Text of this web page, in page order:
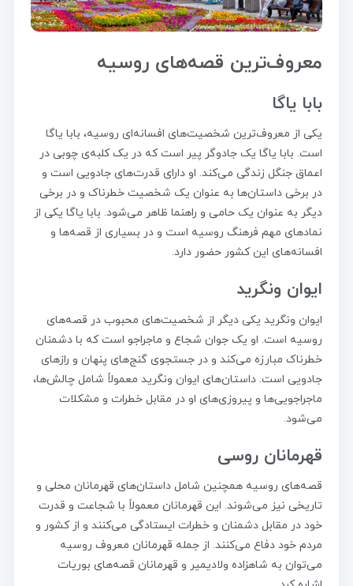
معروف‌ترین قصه‌های روسیه
بابا یاگا
یکی از معروف‌ترین شخصیت‌های افسانه‌ای روسیه، بابا یاگا
است. بابا یاگا یک جادوگر پیر است که در یک کلبه‌ی چوبی در
اعماق جنگل زندگی می‌کند. او دارای قدرت‌های جادویی است و
در برخی داستان‌ها به عنوان یک شخصیت خطرناک و در برخی
دیگر به عنوان یک حامی و راهنما ظاهر می‌شود. بابا یاگا یکی از
نمادهای مهم فرهنگ روسیه است و در بسیاری از قصه‌ها و
افسانه‌های این کشور حضور دارد.
ایوان ونگرید
ایوان ونگرید یکی دیگر از شخصیت‌های محبوب در قصه‌های
روسیه است. او یک جوان شجاع و ماجراجو است که با دشمنان
خطرناک مبارزه می‌کند و در جستجوی گنج‌های پنهان و رازهای
جادویی است. داستان‌های ایوان ونگرید معمولاً شامل چالش‌ها،
ماجراجویی‌ها و پیروزی‌های او در مقابل خطرات و مشکلات
می‌شود.
قهرمانان روسی
قصه‌های روسیه همچنین شامل داستان‌های قهرمانان محلی و
تاریخی نیز می‌شوند. این قهرمانان معمولاً با شجاعت و قدرت
خود در مقابل دشمنان و خطرات ایستادگی می‌کنند و از کشور و
مردم خود دفاع می‌کنند. از جمله قهرمانان معروف روسیه
می‌توان به شاهزاده ولادیمیر و قهرمانان قصه‌های بوریات